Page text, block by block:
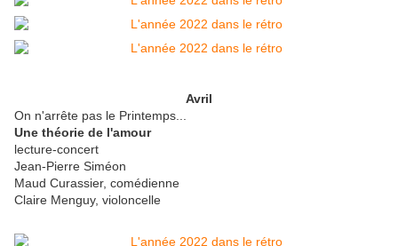
Avril
On n'arrête pas le Printemps...
Une théorie de l'amour
lecture-concert
Jean-Pierre Siméon
Maud Curassier, comédienne
Claire Menguy, violoncelle